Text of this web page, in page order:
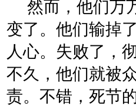
然而，他们万
变了。他们输掉
人心。失败了，
不久，他们就被
责。不错，死节